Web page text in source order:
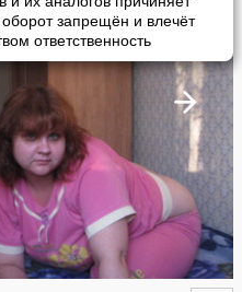
запрещён и влечёт
ответственность